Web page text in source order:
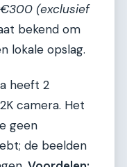
(exclusief
bekend om
lokale opslag.
heeft 2
camera. Het
geen
de beelden